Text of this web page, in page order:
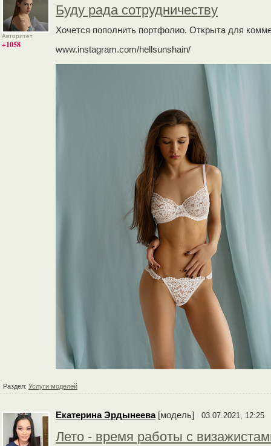
Авторитет
+1058
Буду рада сотрудничеству
Хочется пополнить портфолио. Открыта для
www.instagram.com/hellsunshain/
Раздел: Услуги моделей
Екатерина Эрдынеева[модель] 03.07.2021, 12:25
Лето - время работы с